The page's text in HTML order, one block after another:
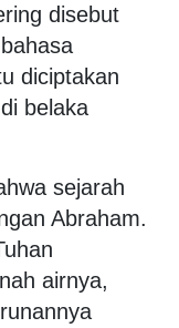
disebut
diciptakan
belaka
sejarah
Abraham.
airnya,